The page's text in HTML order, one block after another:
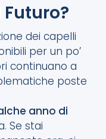
dei capelli
per un po’
continuano a
poste
anno di
Se stai